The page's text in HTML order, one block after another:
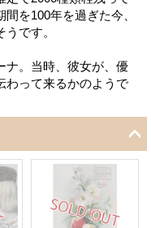
を100年を過ぎた今、
です。
ナ。当時、彼女が、優
わって来るかのようで